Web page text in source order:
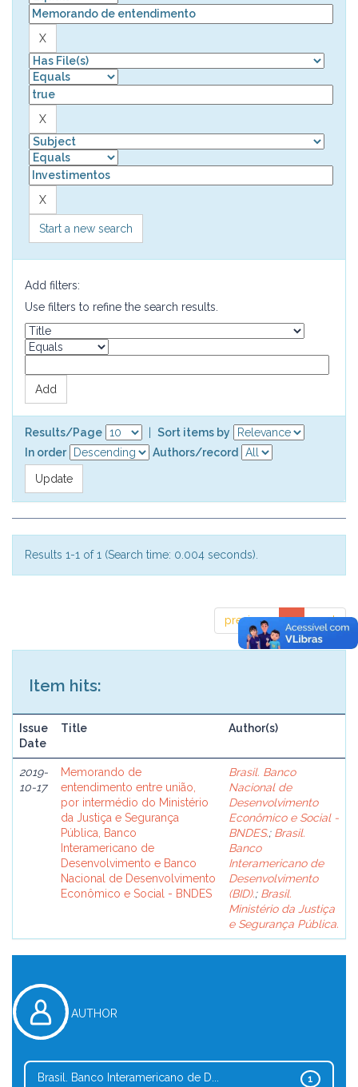
Start a new search
Add filters:
Use filters to refine the search results.
Results/Page
Sort items by
In order
Authors/record
Results 1-1 of 1 (Search time: 0.004 seconds).
previous 1 next
Item hits:
Issue
Date
Title Author(s)
2019-
10-17
Memorando de
entendimento entre união,
por intermédio do Ministério
da Justiça e Segurança
Pública, Banco
Interamericano de
Desenvolvimento e Banco
Nacional de Desenvolvimento
Econômico e Social - BNDES
Brasil. Banco
Nacional de
Desenvolvimento
Econômico e Social -
BNDES.; Brasil.
Banco
Interamericano de
Desenvolvimento
(BID).; Brasil.
Ministério da Justiça
e Segurança Pública.
AUTHOR
1
Brasil. Banco Interamericano de D...